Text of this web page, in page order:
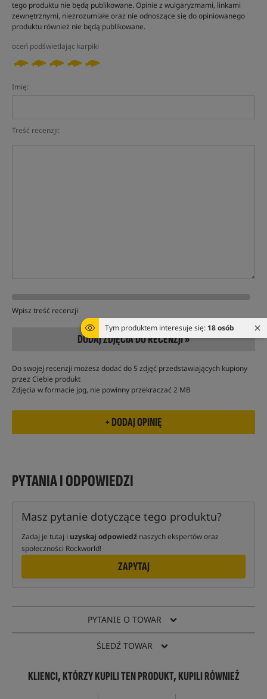
Tym produktem interesuje się: 18 osób
tego produktu nie będą publikowane. Opinie z wulgaryzmami, linkami
zewnętrznymi, niezrozumiałe oraz nie odnoszące się do opiniowanego
produktu również nie będą publikowane.
oceń podświetlając karpiki
Imię:
Treść recenzji:
Wpisz treść recenzji
DODAJ ZDJĘCIA DO RECENZJI »
Do swojej recenzji możesz dodać do 5 zdjęć przedstawiających kupiony
przez Ciebie produkt
Zdjęcia w formacie jpg, nie powinny przekraczać 2 MB
PYTANIA I ODPOWIEDZI
Masz pytanie dotyczące tego produktu?
Zadaj je tutaj i uzyskaj odpowiedź naszych ekspertów oraz
społeczności Rockworld!
ZAPYTAJ
PYTANIE O TOWAR
ŚLEDŹ TOWAR
KLIENCI, KTÓRZY KUPILI TEN PRODUKT, KUPILI RÓWNIEŻ